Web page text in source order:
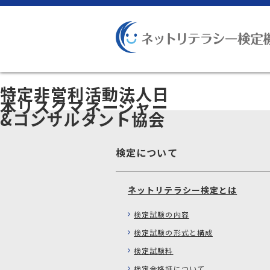
特定非営利活動法人日
本リスクマネージャー
&コンサルタント協会
検定について
ネットリテラシー検定とは
検定試験の内容
検定試験の形式と構成
検定試験料